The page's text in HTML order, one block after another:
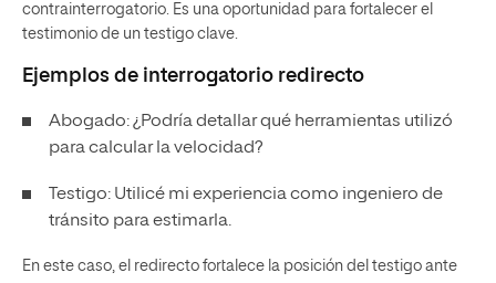
contrainterrogatorio. Es una oportunidad para fortalecer el
testimonio de un testigo clave.
Ejemplos de interrogatorio redirecto
Abogado: ¿Podría detallar qué herramientas utilizó
para calcular la velocidad?
Testigo: Utilicé mi experiencia como ingeniero de
tránsito para estimarla.
En este caso, el redirecto fortalece la posición del testigo ante